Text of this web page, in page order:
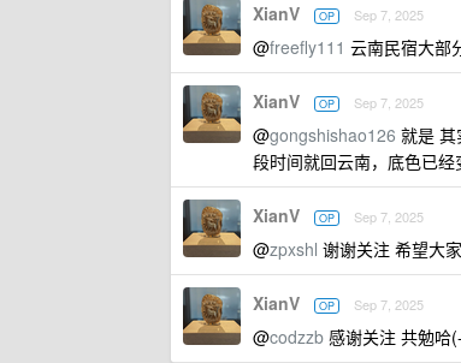
XianV OP Sep 7, 2025
@freefly111 云南民宿大部
XianV OP Sep 7, 2025
@gongshishao126 就是
段时间就回云南，底色已
XianV OP Sep 7, 2025
@zpxshl 谢谢关注 希望大
XianV OP Sep 7, 2025
@codzzb 感谢关注 共勉哈